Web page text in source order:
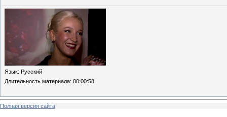
Язык: Русский
Длительность материала: 00:00:58
Полная версия сайта